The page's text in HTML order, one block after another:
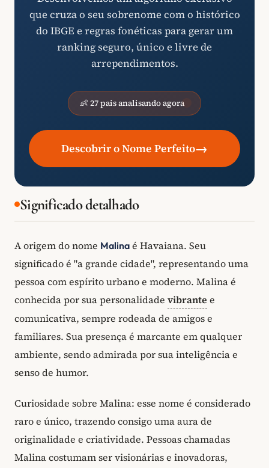
que cruza o seu sobrenome com o histórico
do IBGE e regras fonéticas para gerar um
ranking seguro, único e livre de
arrependimentos.
👶 27 pais analisando agora
Descobrir o Nome Perfeito→
Significado detalhado
A origem do nome Malina é Havaiana. Seu
significado é "a grande cidade", representando uma
pessoa com espírito urbano e moderno. Malina é
conhecida por sua personalidade vibrante e
comunicativa, sempre rodeada de amigos e
familiares. Sua presença é marcante em qualquer
ambiente, sendo admirada por sua inteligência e
senso de humor.
Curiosidade sobre Malina: esse nome é considerado
raro e único, trazendo consigo uma aura de
originalidade e criatividade. Pessoas chamadas
Malina costumam ser visionárias e inovadoras,